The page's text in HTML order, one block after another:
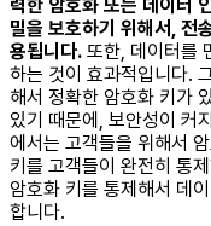
력한 암호화 또는 데이
밀을 보호하기 위해서, 전
용됩니다. 또한, 데이터를
하는 것이 효과적입니다.
해서 정확한 암호화 키가
있기 때문에, 보안성이 커
에서는 고객들을 위해서
키를 고객들이 완전히 통
암호화 키를 통제해서 데
합니다. ​​